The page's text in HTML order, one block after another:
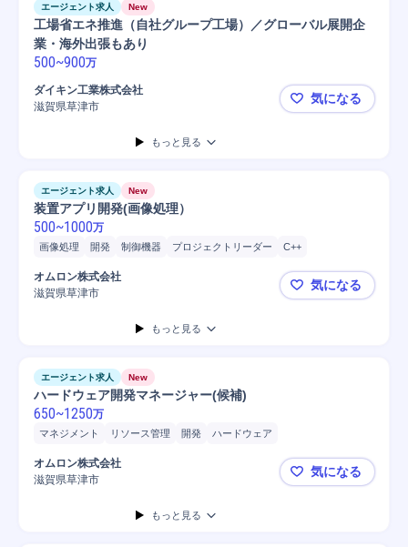
エージェント求人 New
工場省エネ推進（自社グループ工場）／グローバル展開企
業・海外出張もあり
500~900万
ダイキン工業株式会社
滋賀県草津市
工場省エネ
気になる
もっと見る
エージェント求人 New
装置アプリ開発(画像処理）
500~1000万
画像処理 開発 制御機器 プロジェクトリーダー C++
オムロン株式会社
滋賀県草津市
装置アプリ
気になる
もっと見る
エージェント求人 New
ハードウェア開発マネージャー(候補)
650~1250万
マネジメント リソース管理 開発 ハードウェア
オムロン株式会社
滋賀県草津市
ハードウェ
気になる
もっと見る